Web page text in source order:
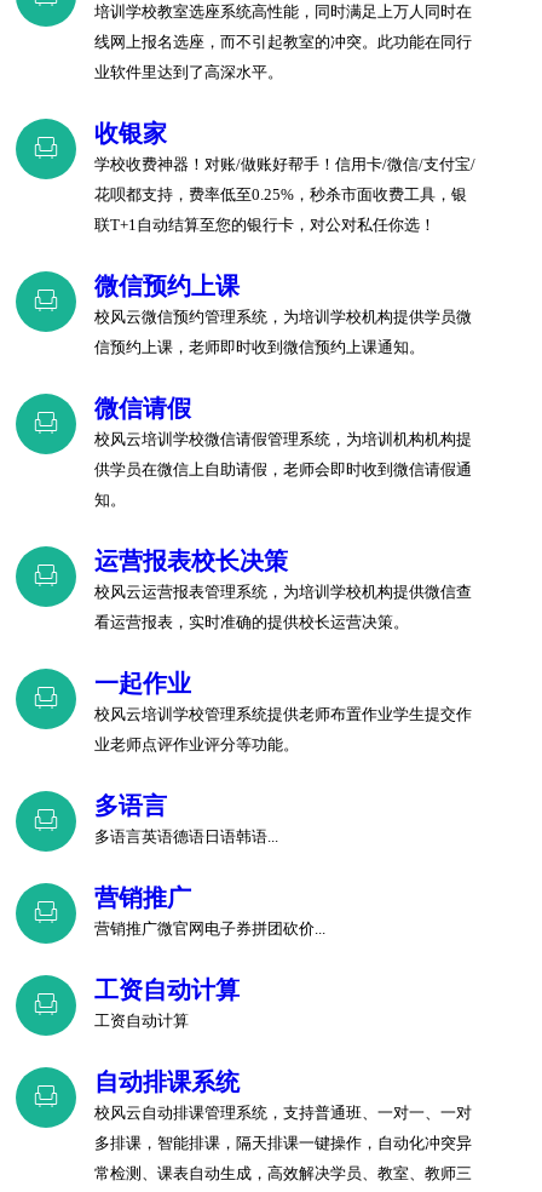
培训学校教室选座系统高性能，同时满足上万人同时在
线网上报名选座，而不引起教室的冲突。此功能在同行
业软件里达到了高深水平。
收银家
学校收费神器！对账/做账好帮手！信用卡/微信/支付宝/
花呗都支持，费率低至0.25%，秒杀市面收费工具，银
联T+1自动结算至您的银行卡，对公对私任你选！
微信预约上课
校风云微信预约管理系统，为培训学校机构提供学员微
信预约上课，老师即时收到微信预约上课通知。
微信请假
校风云培训学校微信请假管理系统，为培训机构机构提
供学员在微信上自助请假，老师会即时收到微信请假通
知。
运营报表校长决策
校风云运营报表管理系统，为培训学校机构提供微信查
看运营报表，实时准确的提供校长运营决策。
一起作业
校风云培训学校管理系统提供老师布置作业学生提交作
业老师点评作业评分等功能。
多语言
多语言英语德语日语韩语...
营销推广
营销推广微官网电子券拼团砍价...
工资自动计算
工资自动计算
自动排课系统
校风云自动排课管理系统，支持普通班、一对一、一对
多排课，智能排课，隔天排课一键操作，自动化冲突异
常检测、课表自动生成，高效解决学员、教室、教师三